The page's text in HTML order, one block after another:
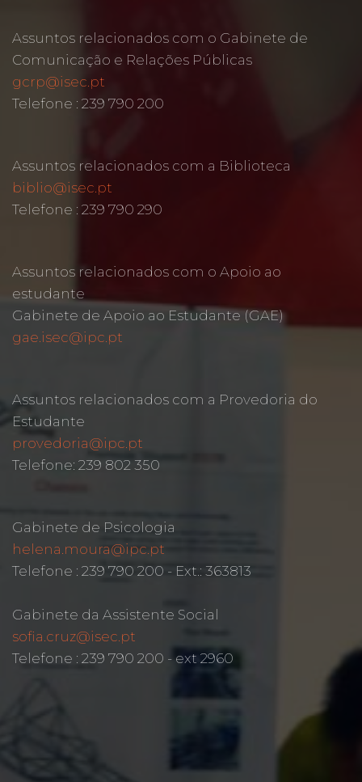
Assuntos relacionados com o Gabinete de
Comunicação e Relações Públicas
gcrp@isec.pt
Telefone : 239 790 200
Assuntos relacionados com a Biblioteca
biblio@isec.pt
Telefone : 239 790 290
Assuntos relacionados com o Apoio ao
estudante
Gabinete de Apoio ao Estudante (GAE)
gae.isec@ipc.pt
Assuntos relacionados com a Provedoria do
Estudante
provedoria@ipc.pt
Telefone: 239 802 350
Gabinete de Psicologia
helena.moura@ipc.pt
Telefone : 239 790 200 - Ext.: 363813
Gabinete da Assistente Social
sofia.cruz@isec.pt
Telefone : 239 790 200 - ext 2960